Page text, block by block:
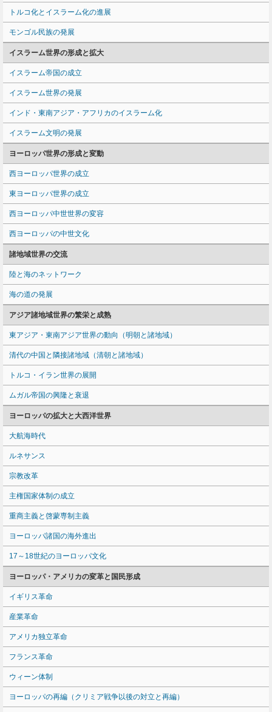
トルコ化とイスラーム化の進展
モンゴル民族の発展
イスラーム世界の形成と拡大
イスラーム帝国の成立
イスラーム世界の発展
インド・東南アジア・アフリカのイスラーム化
イスラーム文明の発展
ヨーロッパ世界の形成と変動
西ヨーロッパ世界の成立
東ヨーロッパ世界の成立
西ヨーロッパ中世世界の変容
西ヨーロッパの中世文化
諸地域世界の交流
陸と海のネットワーク
海の道の発展
アジア諸地域世界の繁栄と成熟
東アジア・東南アジア世界の動向（明朝と諸地域）
清代の中国と隣接諸地域（清朝と諸地域）
トルコ・イラン世界の展開
ムガル帝国の興隆と衰退
ヨーロッパの拡大と大西洋世界
大航海時代
ルネサンス
宗教改革
主権国家体制の成立
重商主義と啓蒙専制主義
ヨーロッパ諸国の海外進出
17～18世紀のヨーロッパ文化
ヨーロッパ・アメリカの変革と国民形成
イギリス革命
産業革命
アメリカ独立革命
フランス革命
ウィーン体制
ヨーロッパの再編（クリミア戦争以後の対立と再編）